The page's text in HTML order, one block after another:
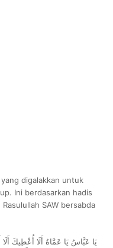
digalakkan untuk
Ini berdasarkan hadis
SAW bersabda
يَا عَبَّاسُ يَا عَمَّاهُ أَلَا أُعْطِيكَ